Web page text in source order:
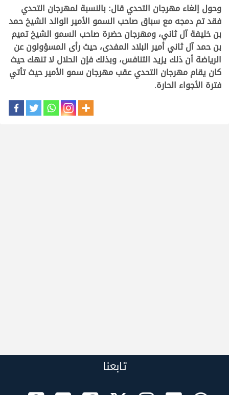
وحول إلغاء مهرجان التحدي قال: بالنسبة لمهرجان التحدي
فقد تم دمجه مع سباق صاحب السمو الأمير الوالد الشيخ حمد
بن خليفة آل ثاني، ومهرجان حضرة صاحب السمو الشيخ تميم
بن حمد آل ثاني أمير البلاد المفدى، حيث رأى المسؤولون عن
الرياضة أن ذلك يزيد التنافس، وبذلك فإن الحلال لا تنهك حيث
كان يقام مهرجان التحدي عقب مهرجان سمو الأمير حيث تأتي
فترة الأجواء الحارة.
تابعنا